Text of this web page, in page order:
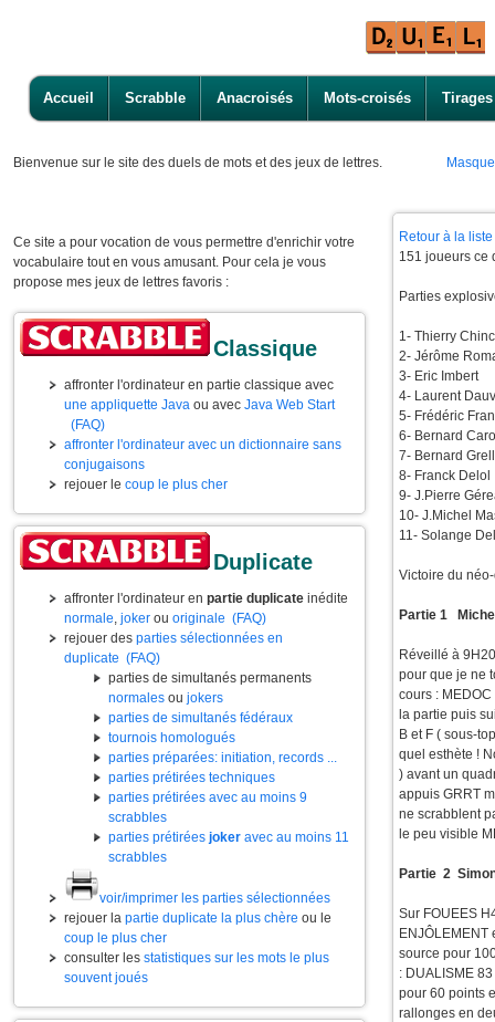
Accueil Scrabble Anacroisés Mots-croisés Tirages
Bienvenue sur le site des duels de mots et des jeux de lettres.
Ce site a pour vocation de vous permettre d'enrichir votre
vocabulaire tout en vous amusant. Pour cela je vous
propose mes jeux de lettres favoris :
Classique
affronter l'ordinateur en partie classique avec
une appliquette Java ou avec Java Web Start
(FAQ)
affronter l'ordinateur avec un dictionnaire sans
conjugaisons
rejouer le coup le plus cher
Duplicate
affronter l'ordinateur en partie duplicate inédite
normale, joker ou originale (FAQ)
rejouer des parties sélectionnées en
duplicate (FAQ)
parties de simultanés permanents
normales ou jokers
parties de simultanés fédéraux
tournois homologués
parties préparées: initiation, records ...
parties prétirées techniques
parties prétirées avec au moins 9
scrabbles
parties prétirées joker avec au moins 11
scrabbles
voir/imprimer les parties sélectionnées
rejouer la partie duplicate la plus chère ou le
coup le plus cher
consulter les statistiques sur les mots le plus
souvent joués
Retour à la
151 joueurs ce
Parties
1- Thierry
2- Jérôme
3- Eric
4- Laurent
5- Frédéric
6- Bernard
7- Bernard
8- Franck
9- J.Pierre
10- J.Michel
11- Solange
Victoire du
Partie 1
Réveillé à
pour que je ne
cours :
la partie puis
B et F ( sous-
quel esthète !
) avant un
appuis GRRT
ne scrabblent
le peu visible
Partie 2
Sur FOUEES
source pour
: DUALISME
pour 60 points
rallonges en